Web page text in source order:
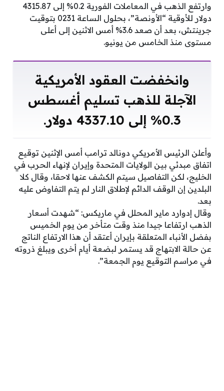
وارتفع الذهب في المعاملات الفورية 0.2% إلى 4315.87
دولار للأوقية “الأونصة”، بحلول الساعة 0231 بتوقيت
جرينتش، بعد أن صعد 3.6% أمس الاثنين إلى أعلى
مستوى منذ الخامس من يونيو.
وانخفضت العقود الأمريكية
الآجلة للذهب تسليم أغسطس
0.3% إلى 4337.10 دولار.
وأعلن الرئيس الأمريكي دونالد ترامب أمس الإثنين توقيع
اتفاق مبدئي بين الولايات المتحدة وإيران لإنهاء الحرب في
الخليج، لكن التفاصيل سيتم الكشف عنها لاحقا، وقال كلا
البلدين إن الوقف الدائم لإطلاق النار لم يتم التفاوض عليه
بعد.
وقال إدوارد ماير المحلل في ماريكس: “شهدت أسعار
الذهب ارتفاعا جيدا منذ وقت متأخر من يوم الخميس
بفضل الأنباء المتعلقة بإيران أعتقد أن هذا الارتفاع الناتج
عن حالة الابتهاج قد يستمر لبضعة أيام أخرى ويبلغ ذروته
في مراسم التوقيع يوم الجمعة”.